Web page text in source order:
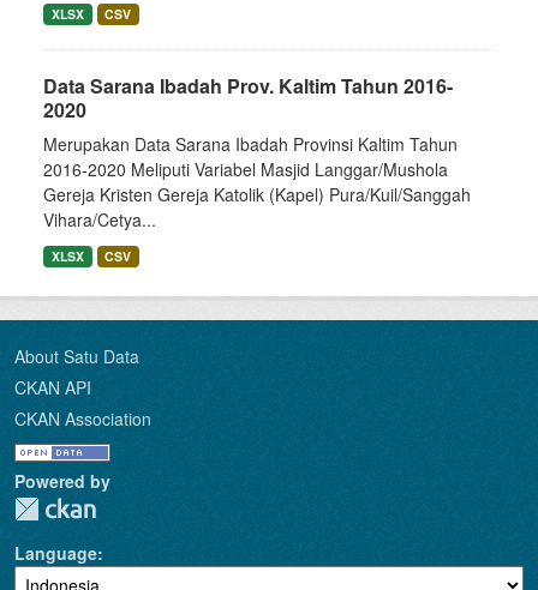
XLSX CSV
Data Sarana Ibadah Prov. Kaltim Tahun 2016-
2020
Merupakan Data Sarana Ibadah Provinsi Kaltim Tahun
2016-2020 Meliputi Variabel Masjid Langgar/Mushola
Gereja Kristen Gereja Katolik (Kapel) Pura/Kuil/Sanggah
Vihara/Cetya...
XLSX CSV
About Satu Data
CKAN API
CKAN Association
Powered by
Language